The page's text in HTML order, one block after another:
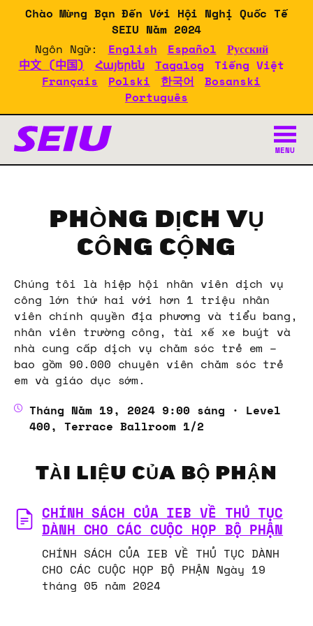
Skip
content
Chào Mừng Bạn Đến Với Hội Nghị Quốc Tế
SEIU Năm 2024
Ngôn Ngữ:
English Español
Русский
中文 (中国)
Հայերեն Tagalog
Tiếng Việt
Français
Polski 한국어
Bosanski
Português
Tài Liệu Về Hội Nghị
MENU
PHÒNG DỊCH VỤ
CÔNG CỘNG
Chúng tôi là hiệp hội nhân viên dịch vụ
công lớn thứ hai với hơn 1 triệu nhân
viên chính quyền địa phương và tiểu bang,
nhân viên trường công, tài xế xe buýt và
nhà cung cấp dịch vụ chăm sóc trẻ em –
bao gồm 90.000 chuyên viên chăm sóc trẻ
em và giáo dục sớm.
Tháng Năm 19, 2024 9:00 sáng · Level
400, Terrace Ballroom 1/2
TÀI LIỆU CỦA BỘ PHẬN
CHÍNH SÁCH CỦA IEB VỀ THỦ TỤC
DÀNH CHO CÁC CUỘC HỌP BỘ PHẬN
CHÍNH SÁCH CỦA IEB VỀ THỦ TỤC DÀNH
CHO CÁC CUỘC HỌP BỘ PHẬN Ngày 19
tháng 05 năm 2024